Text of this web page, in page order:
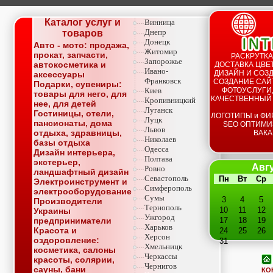
Каталог услуг и
товаров
Авто - мото: продажа,
прокат, запчасти,
автокосметика и
аксессуары
Подарки, сувениры:
товары для него, для
нее, для детей
Гостиницы, отели,
пансионаты, дома
отдыха, здравницы,
базы отдыха
Дизайн интерьера,
экстерьер,
ландшафтный дизайн
Электроинструмент и
электрооборудование
Производители
Украины
предприниматели
Красота и
оздоровление:
косметика, салоны
красоты, солярии,
сауны, бани
Винница
Днепр
Донецк
Житомир
Запорожье
Ивано-
Франковск
Киев
Кропивницкий
Луганск
Луцк
Львов
Николаев
Одесса
Полтава
Ровно
Севастополь
Симферополь
Сумы
Тернополь
Ужгород
Харьков
Херсон
Хмельницк
Черкассы
Чернигов
ДОСТАВКА
ДИЗАЙН И
СОЗДАНИЕ
ЛОГОТИПЫ и
SEO
Пн Вт Ср
3 4
5
10
11
12
17
18
19
24
25
26
31